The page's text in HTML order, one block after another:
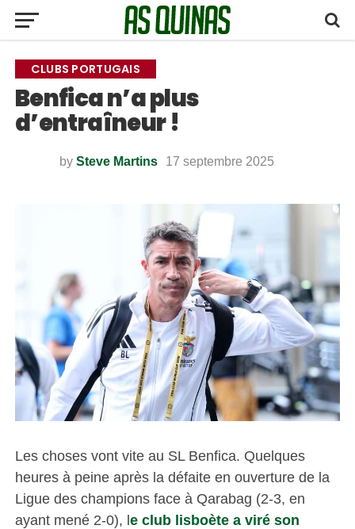
CLUBS PORTUGAIS
Benfica n’a plus
d’entraîneur !
by Steve Martins 17 septembre 2025
Les choses vont vite au SL Benfica. Quelques
heures à peine après la défaite en ouverture de la
Ligue des champions face à Qarabag (2-3, en
ayant mené 2-0), le club lisboète a viré son